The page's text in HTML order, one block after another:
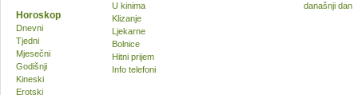
U kinima
Klizanje
Ljekarne
Bolnice
Hitni prijem
Info telefoni
današnji dan
Horoskop
Dnevni
Tjedni
Mjesečni
Godišnji
Kineski
Erotski